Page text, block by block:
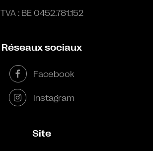
TVA : BE 0452.781.152
Réseaux sociaux
Facebook
Instagram
Site